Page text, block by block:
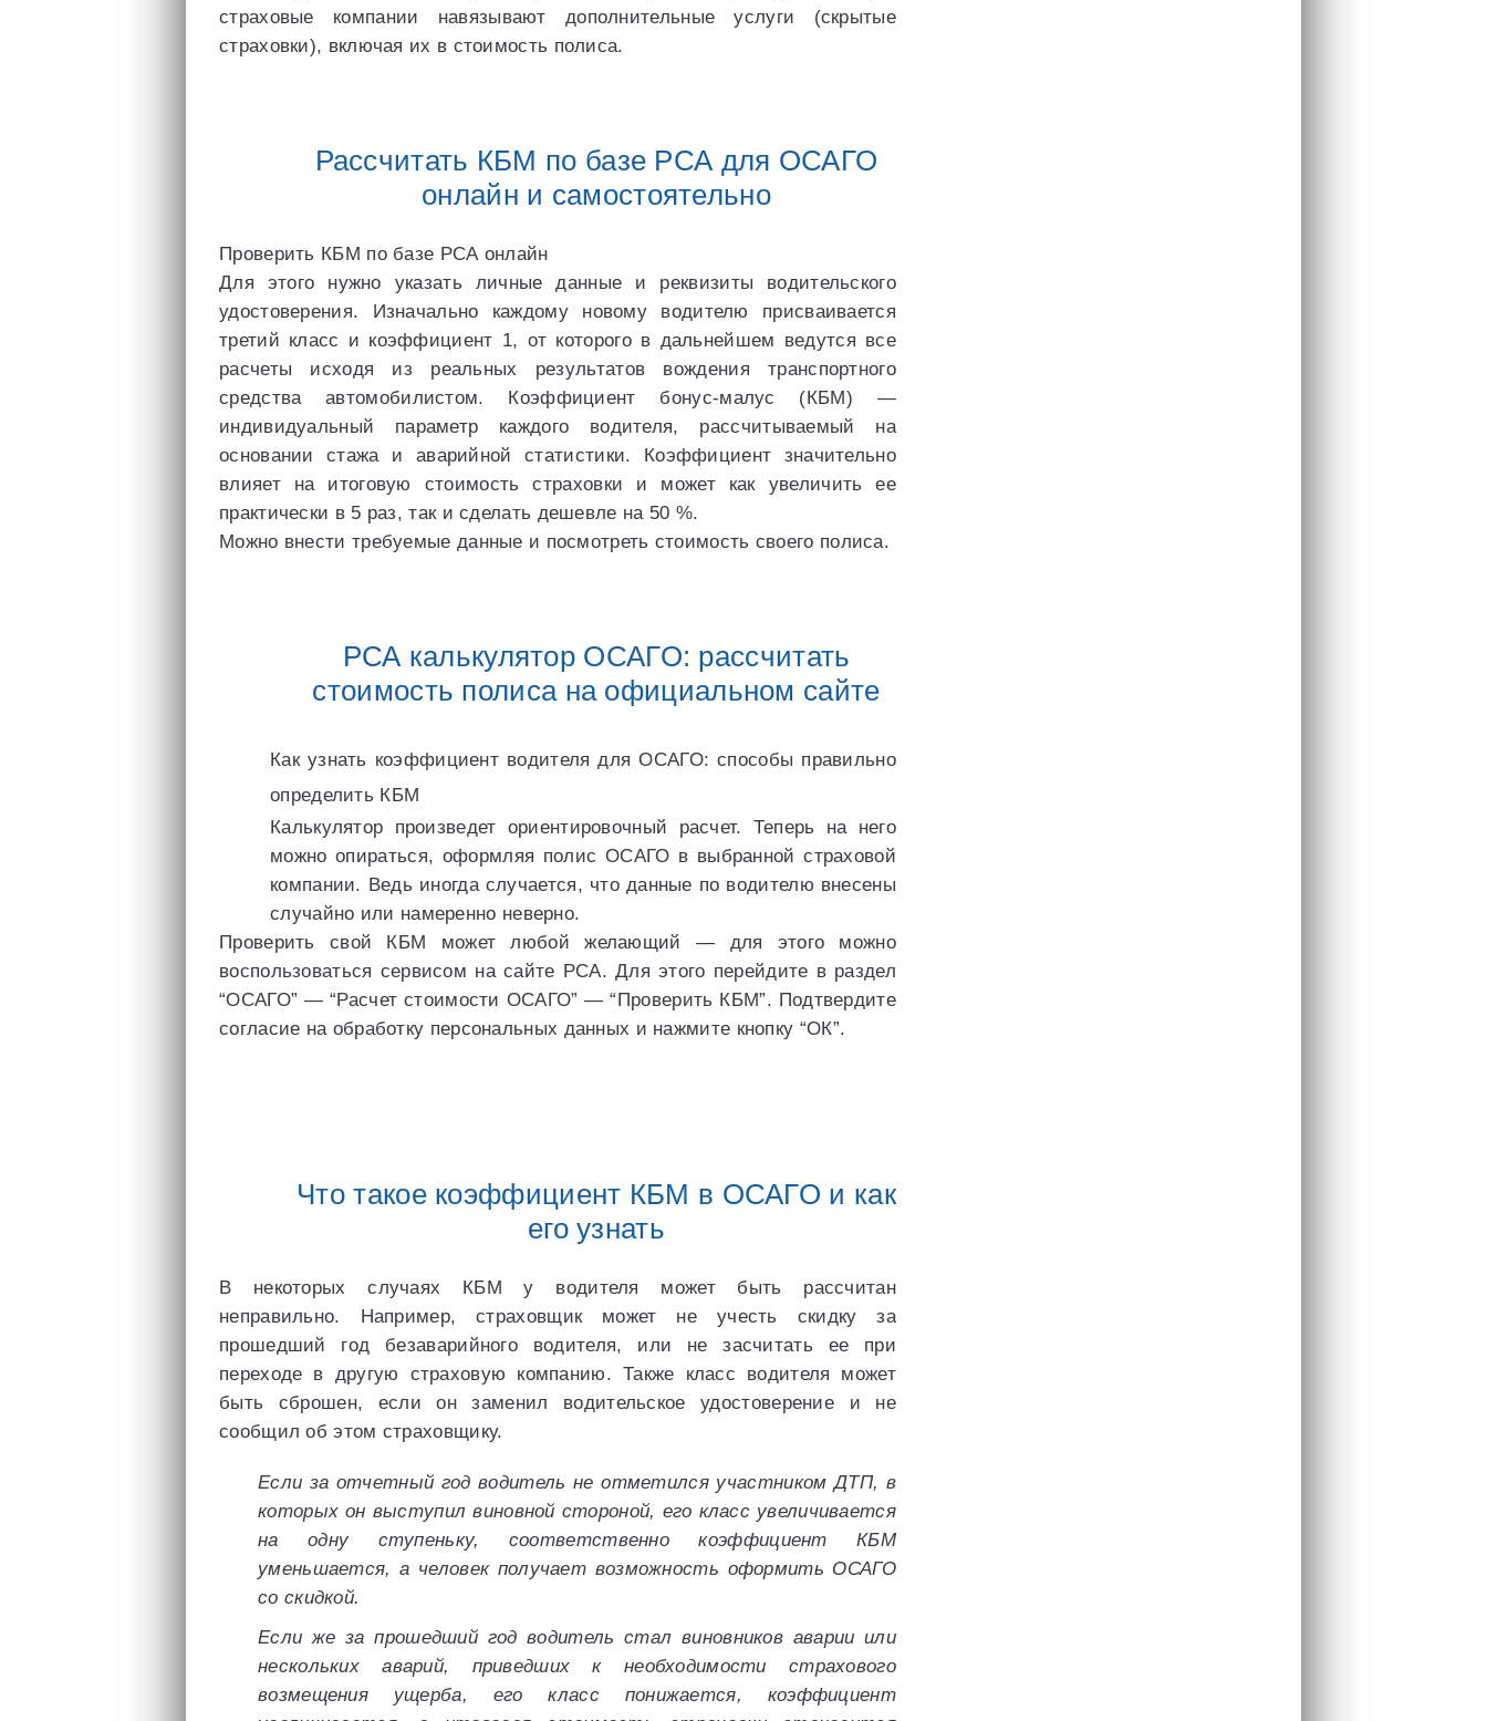
страховые компании навязывают дополнительные услуги (скрытые
страховки), включая их в стоимость полиса.
Рассчитать КБМ по базе РСА для ОСАГО
онлайн и самостоятельно
Проверить КБМ по базе РСА онлайн
Для этого нужно указать личные данные и реквизиты водительского
удостоверения. Изначально каждому новому водителю присваивается
третий класс и коэффициент 1, от которого в дальнейшем ведутся все
расчеты исходя из реальных результатов вождения транспортного
средства автомобилистом. Коэффициент бонус-малус (КБМ) —
индивидуальный параметр каждого водителя, рассчитываемый на
основании стажа и аварийной статистики. Коэффициент значительно
влияет на итоговую стоимость страховки и может как увеличить ее
практически в 5 раз, так и сделать дешевле на 50 %.
Можно внести требуемые данные и посмотреть стоимость своего полиса.
РСА калькулятор ОСАГО: рассчитать
стоимость полиса на официальном сайте
Как узнать коэффициент водителя для ОСАГО: способы правильно
определить КБМ
Калькулятор произведет ориентировочный расчет. Теперь на него
можно опираться, оформляя полис ОСАГО в выбранной страховой
компании. Ведь иногда случается, что данные по водителю внесены
случайно или намеренно неверно.
Проверить свой КБМ может любой желающий — для этого можно
воспользоваться сервисом на сайте РСА. Для этого перейдите в раздел
“ОСАГО” — “Расчет стоимости ОСАГО” — “Проверить КБМ”. Подтвердите
согласие на обработку персональных данных и нажмите кнопку “ОК”.
Что такое коэффициент КБМ в ОСАГО и как
его узнать
В некоторых случаях КБМ у водителя может быть рассчитан
неправильно. Например, страховщик может не учесть скидку за
прошедший год безаварийного водителя, или не засчитать ее при
переходе в другую страховую компанию. Также класс водителя может
быть сброшен, если он заменил водительское удостоверение и не
сообщил об этом страховщику.
Если за отчетный год водитель не отметился участником ДТП, в
которых он выступил виновной стороной, его класс увеличивается
на одну ступеньку, соответственно коэффициент КБМ
уменьшается, а человек получает возможность оформить ОСАГО
со скидкой.
Если же за прошедший год водитель стал виновников аварии или
нескольких аварий, приведших к необходимости страхового
возмещения ущерба, его класс понижается, коэффициент